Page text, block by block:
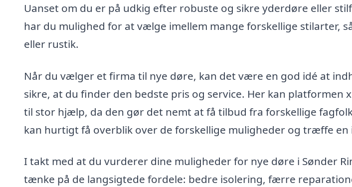
Uanset om du er på udkig efter robuste og sikre yderdøre eller
har du mulighed for at vælge imellem mange forskellige stilarter,
eller rustik.
Når du vælger et firma til nye døre, kan det være en god idé at
sikre, at du finder den bedste pris og service. Her kan platformen
til stor hjælp, da den gør det nemt at få tilbud fra forskellige
kan hurtigt få overblik over de forskellige muligheder og træffe
I takt med at du vurderer dine muligheder for nye døre i Sønder
tænke på de langsigtede fordele: bedre isolering, færre